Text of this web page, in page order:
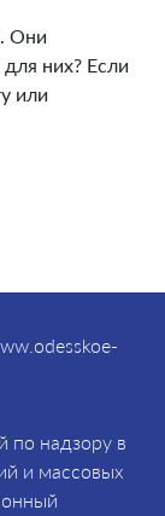
Они
них? Если
или
по надзору в
и массовых